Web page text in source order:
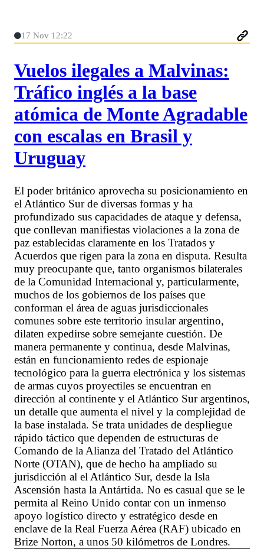
17 Nov 12:22
Vuelos ilegales a Malvinas:
Tráfico inglés a la base
atómica de Monte Agradable
con escalas en Brasil y
Uruguay
El poder británico aprovecha su posicionamiento en
el Atlántico Sur de diversas formas y ha
profundizado sus capacidades de ataque y defensa,
que conllevan manifiestas violaciones a la zona de
paz establecidas claramente en los Tratados y
Acuerdos que rigen para la zona en disputa. Resulta
muy preocupante que, tanto organismos bilaterales
de la Comunidad Internacional y, particularmente,
muchos de los gobiernos de los países que
conforman el área de aguas jurisdiccionales
comunes sobre este territorio insular argentino,
dilaten expedirse sobre semejante cuestión. De
manera permanente y continua, desde Malvinas,
están en funcionamiento redes de espionaje
tecnológico para la guerra electrónica y los sistemas
de armas cuyos proyectiles se encuentran en
dirección al continente y el Atlántico Sur argentinos,
un detalle que aumenta el nivel y la complejidad de
la base instalada. Se trata unidades de despliegue
rápido táctico que dependen de estructuras de
Comando de la Alianza del Tratado del Atlántico
Norte (OTAN), que de hecho ha ampliado su
jurisdicción al el Atlántico Sur, desde la Isla
Ascensión hasta la Antártida. No es casual que se le
permita al Reino Unido contar con un inmenso
apoyo logístico directo y estratégico desde en
enclave de la Real Fuerza Aérea (RAF) ubicado en
Brize Norton, a unos 50 kilómetros de Londres.